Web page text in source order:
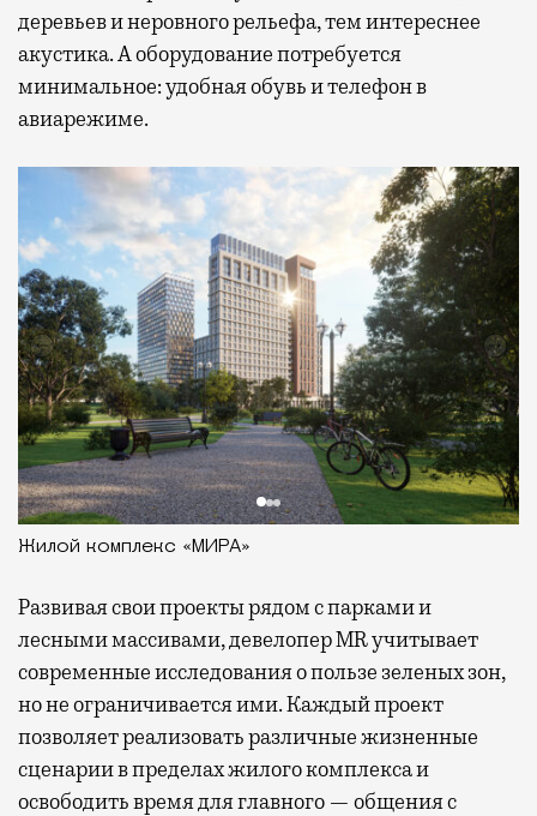
деревьев и неровного рельефа, тем интереснее
акустика. А оборудование потребуется
минимальное: удобная обувь и телефон в
авиарежиме.
Жилой комплекс «МИРА»
Развиваясвои проекты рядом с парками и
лесными массивами, девелопер MR учитывает
современные исследования о пользе зеленых зон,
но не ограничивается ими. Каждый проект
позволяет реализовать различные жизненные
сценарии в пределах жилого комплекса и
освободить время для главного — общения с